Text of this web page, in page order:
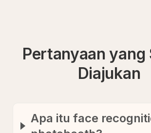
Pertanyaan yang
Diajukan
Apa itu face